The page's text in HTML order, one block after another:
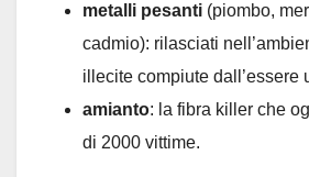
metalli pesanti (piombo,
cadmio): rilasciati
illecite compiute dall’essere
amianto: la fibra killer che
di 2000 vittime.